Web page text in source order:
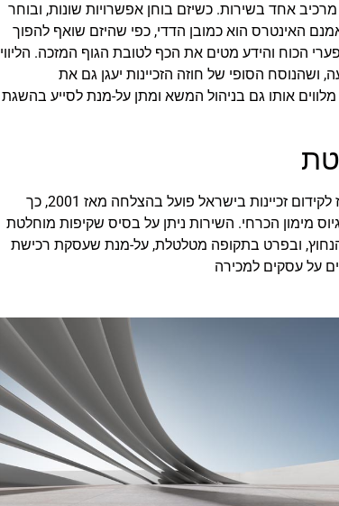
אחד בשירות. כשיזם בוחן אפשרויות שונות, ובוחר
האינטרס הוא כמובן הדדי, כפי שהיזם שואף להפוך
הכוח והידע מטים את הכף לטובת הגוף המזכה. הליווי
ושהנוסח הסופי של חוזה הזכיינות יעגן גם את
מלווים אותו גם בניהול המשא ומתן על-מנת לסייע בהשגת
כדי להוות עוגן אמיתי, נדרשים ידע עדכני ועוד יותר מכך ניסיון רחב היקף. המרכז לקידום זכיינות בישראל פועל בהצלחה מאז 2001, כך
מימון הכרחי. השירות ניתן על בסיס שקיפות מוחלטת
הנחוץ, ובפרט בתקופה מטלטלת, על-מנת שעסקת רכישת
על עסקים למכירה